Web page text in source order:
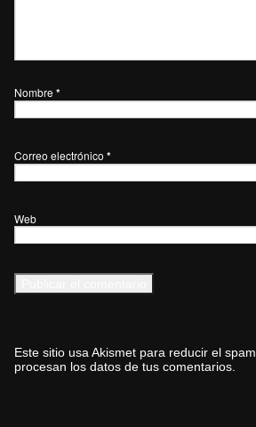
Nombre *
Correo electrónico *
Web
Este sitio usa Akismet para reducir el spam.
procesan los datos de tus comentarios.